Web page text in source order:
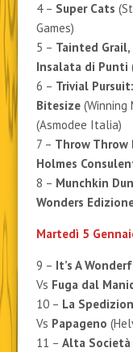
4 – Super Cats
Games)
5 – Tainted Grail,
Insalata di Punti
6 – Trivial
Bitesize(Winning
(Asmodee Italia)
7 – Throw Throw
Holmes
8 – Munchkin
Wonders
Martedì 5
9 – It’s A
Vs Fuga dal
10 – La
Vs Papageno
11 – Alta Società